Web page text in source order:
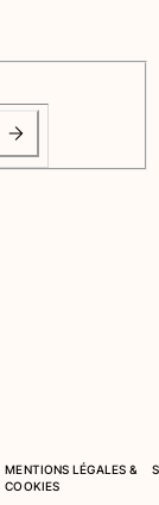
MENTIONS LÉGALES &
COOKIES